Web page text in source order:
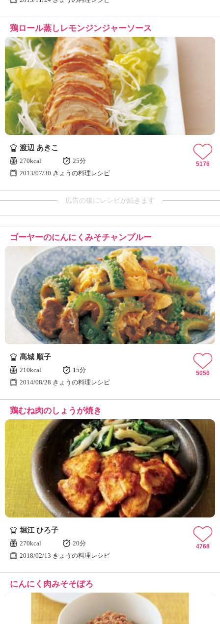
鶏ロール蒸しレモンジンジャーソース
渡辺 あきこ
270kcal
25分
2013/07/30 きょうの料理レシピ
5176
広告の後にレシピが続きます
ゴーヤーのにんにくみそチャンプルー
髙城 順子
210kcal
15分
2014/08/28 きょうの料理レシピ
5056
鶏むね肉のしょうが焼き
堀江 ひろ子
270kcal
20分
2018/02/13 きょうの料理レシピ
4768
にんにく肉みそそぼろ